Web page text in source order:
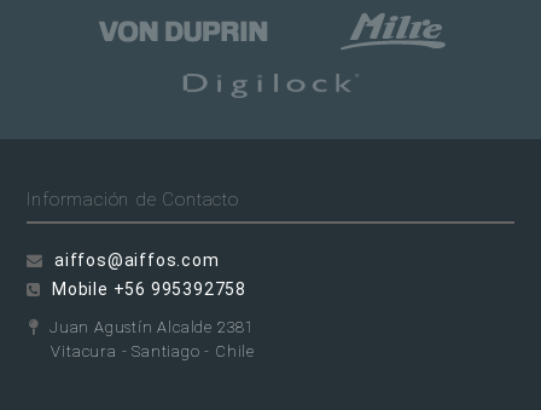
Información de Contacto
aiffos@aiffos.com
Mobile +56 995392758
Juan Agustín Alcalde 2381
Vitacura - Santiago - Chile